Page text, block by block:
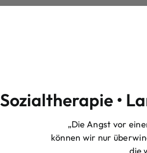
Sozialtherapie •
„Die Angst vor
können wir nur